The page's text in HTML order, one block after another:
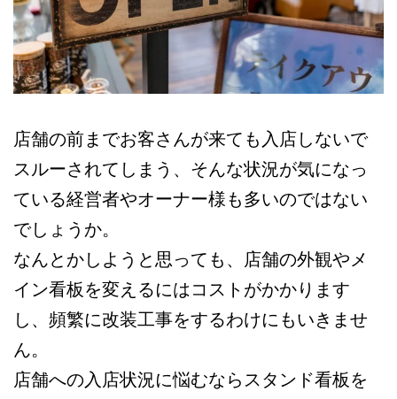
店舗の前までお客さんが来ても入店しないで
スルーされてしまう、そんな状況が気になっ
ている経営者やオーナー様も多いのではない
でしょうか。
なんとかしようと思っても、店舗の外観やメ
イン看板を変えるにはコストがかかります
し、頻繁に改装工事をするわけにもいきませ
ん。
店舗への入店状況に悩むならスタンド看板を